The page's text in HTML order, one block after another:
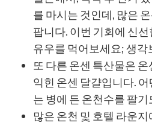
를 마시는 것인데, 많은
팝니다. 이번 기회에 신
유우를 먹어보세요; 생각
또 다른 온센 특산물은
익힌 온센 달걀입니다.
는 병에 든 온천수를 팔기
많은 온천 및 호텔 라운